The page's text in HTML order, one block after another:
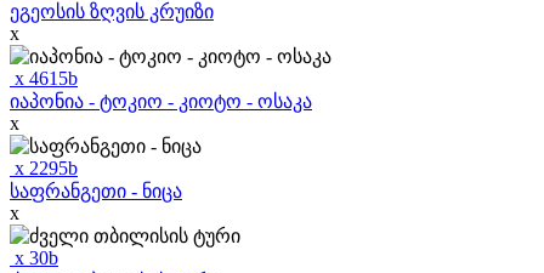
ეგეოსის ზღვის კრუიზი
x
x 4615b
იაპონია - ტოკიო - კიოტო - ოსაკა
x
x 2295b
საფრანგეთი - ნიცა
x
x 30b